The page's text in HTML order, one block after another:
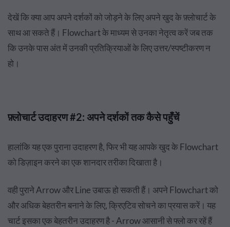
देखें कि क्या आप अपने दर्शकों को जोड़ने के लिए अपने खुद के फ़्लोचार्ट के
साथ आ सकते हैं। Flowchart के माध्यम से उनका नेतृत्व करें जब तक
कि उनके पास अंत में उनकी प्रतिक्रियाओं के लिए उत्तर/स्पष्टीकरण न
हो।
फ़्लोचार्ट उदाहरण #2: अपने दर्शकों तक कैसे पहुँचें
हालांकि यह एक पुराना उदाहरण है, फिर भी यह आपके खुद के Flowchart
को डिज़ाइन करने का एक शानदार तरीका दिखाता है।
वही पुराने Arrow और Line उबाऊ हो सकती हैं। अपने Flowchart को
और अधिक बेहतरीन बनाने के लिए, क्रिएटिव सोचने का प्रयास करें। यह
चार्ट इसका एक बेहतरीन उदाहरण है - Arrow आसानी से फ्लो कर रहें हैं